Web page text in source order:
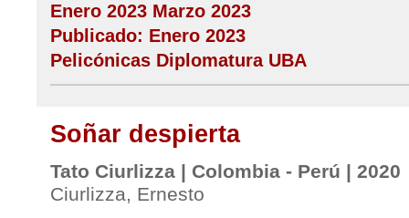
Enero 2023 Marzo 2023
Publicado: Enero 2023
Pelicónicas Diplomatura UBA
Soñar despierta
Tato Ciurlizza | Colombia - Perú | 2020
Ciurlizza, Ernesto